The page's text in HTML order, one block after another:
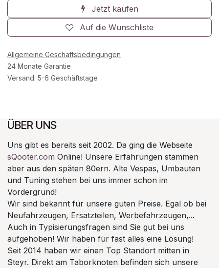
Jetzt kaufen
Auf die Wunschliste
Allgemeine Geschäftsbedingungen
24 Monate Garantie
Versand: 5-6 Geschäftstage
ÜBER UNS
Uns gibt es bereits seit 2002. Da ging die Webseite
sQooter.com Online! Unsere Erfahrungen stammen
aber aus den späten 80ern. Alte Vespas, Umbauten
und Tuning stehen bei uns immer schon im
Vordergrund!
Wir sind bekannt für unsere guten Preise. Egal ob bei
Neufahrzeugen, Ersatzteilen, Werbefahrzeugen,...
Auch in Typisierungsfragen sind Sie gut bei uns
aufgehoben! Wir haben für fast alles eine Lösung!
Seit 2014 haben wir einen Top Standort mitten in
Steyr. Direkt am Taborknoten befinden sich unsere